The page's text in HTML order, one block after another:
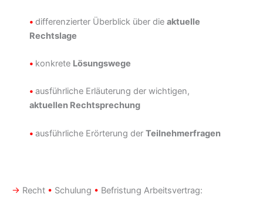
• differenzierter Überblick über die aktuelle
Rechtslage
• konkrete Lösungswege
• ausführliche Erläuterung der wichtigen,
aktuellen Rechtsprechung
• ausführliche Erörterung der Teilnehmerfragen
→ Recht • Schulung • Befristung Arbeitsvertrag: